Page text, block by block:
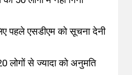
पहले एसडीएम को सूचना देनी
लोगों से ज्यादा को अनुमति